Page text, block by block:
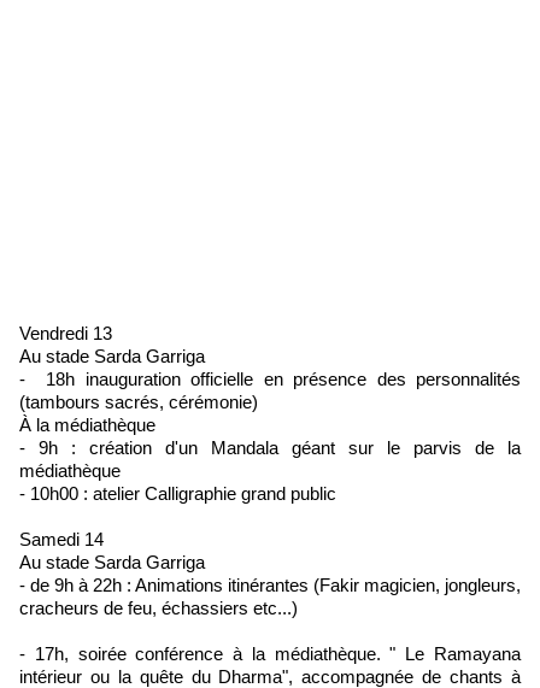
Vendredi 13
Au stade Sarda Garriga
- 18h inauguration officielle en présence des personnalités
(tambours sacrés, cérémonie)
À la médiathèque
- 9h : création d'un Mandala géant sur le parvis de la
médiathèque
- 10h00 : atelier Calligraphie grand public
Samedi 14
Au stade Sarda Garriga
- de 9h à 22h : Animations itinérantes (Fakir magicien, jongleurs,
cracheurs de feu, échassiers etc...)
- 17h, soirée conférence à la médiathèque. " Le Ramayana
intérieur ou la quête du Dharma", accompagnée de chants à